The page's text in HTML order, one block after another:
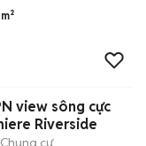
view sông cực
Riverside
Chung cư